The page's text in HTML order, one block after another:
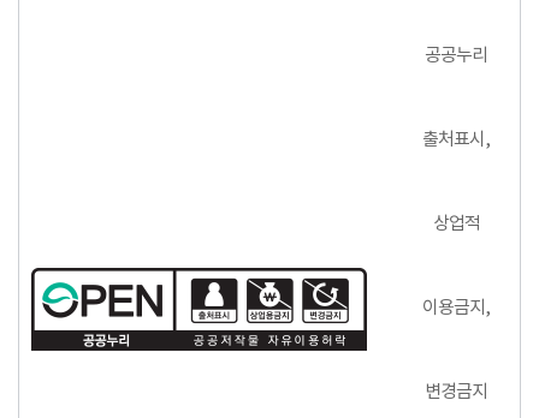
공공누리
출처표시,
상업적
이용금지,
변경금지